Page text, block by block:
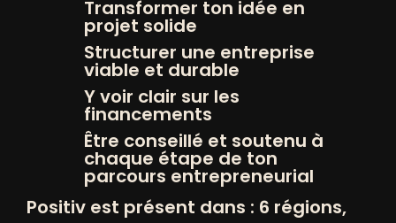
générations futures. Comme
l’expliqueJacques Attali
« Ces jeunes leaders incarnent une
économie nouvelle, plus altruiste et
durable. Ils méritent toute notre
attention et notre soutien. »​.
En mettant en avant des initiatives
fortes, ce classement pousse les
Transformer ton idée en
projet solide
Structurer une entreprise
viable et durable
Y voir clair sur les
financements
Être conseillé et soutenu à
chaque étape de ton
parcours entrepreneurial
Positiv est présent dans : 6 régions,